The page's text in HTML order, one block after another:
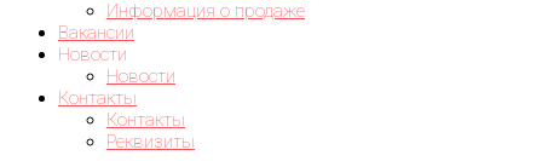
Информация о продаже
Вакансии
Новости
Новости
Контакты
Контакты
Реквизиты